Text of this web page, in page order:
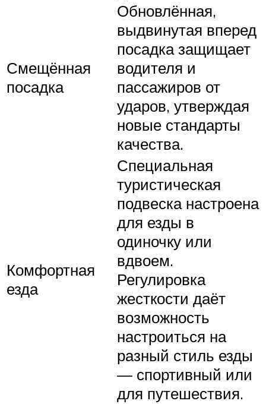
Смещённая
посадка
Обновлённая,
выдвинутая вперед
посадка защищает
водителя и
пассажиров от
ударов, утверждая
новые стандарты
качества.
Комфортная
езда
Специальная
туристическая
подвеска настроена
для езды в
одиночку или
вдвоем.
Регулировка
жесткости даёт
возможность
настроиться на
разный стиль езды
— спортивный или
для путешествия.